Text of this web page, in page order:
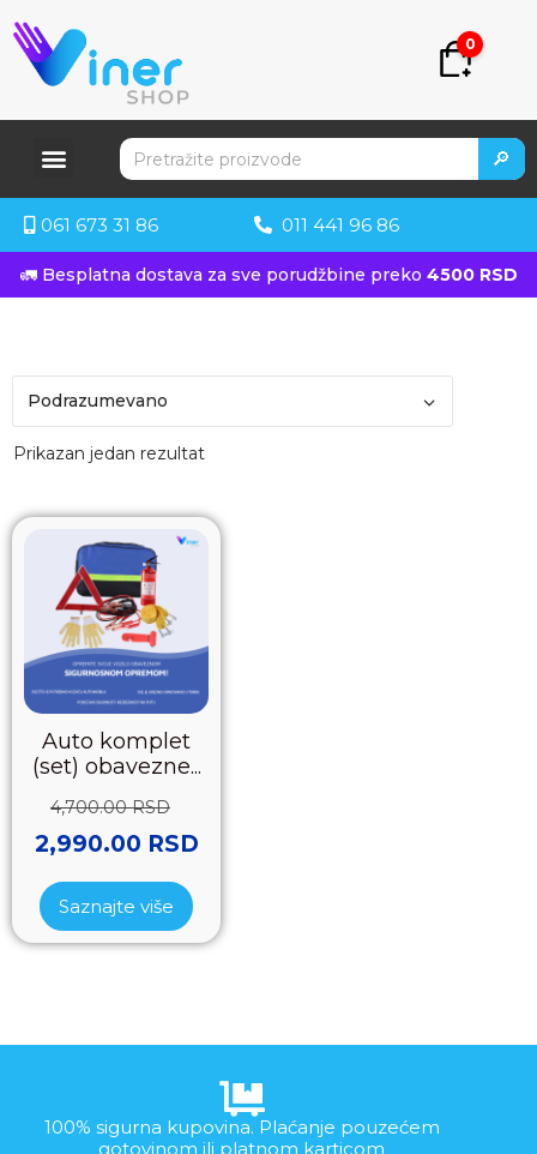
0
🔎
061 673 31 86 011 441 96 86
🚛 Besplatna dostava za sve porudžbine preko 4500 RSD
Prikazan jedan rezultat
Auto komplet
(set) obavezne...
4,700.00RSD
2,990.00 RSD
Saznajte više
100% sigurna kupovina. Plaćanje pouzećem
gotovinom ili platnom karticom